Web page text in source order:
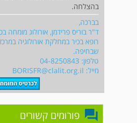
בהצלחה.
בברכה,
ד"ר בוריס פרידמן, אורולוג מומחה
רופא בכיר במחלקת אורולוגיה
שבחיפה.
טלפון: 04-8250843
מייל: BORISFR@clalit.org.il
פורומים קשורים